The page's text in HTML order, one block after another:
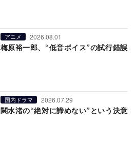
アニメ 2026.08.01
梅原裕一郎、“低音ボイス”の試行錯誤
国内ドラマ 2026.07.29
関水渚の“絶対に諦めない”という決意